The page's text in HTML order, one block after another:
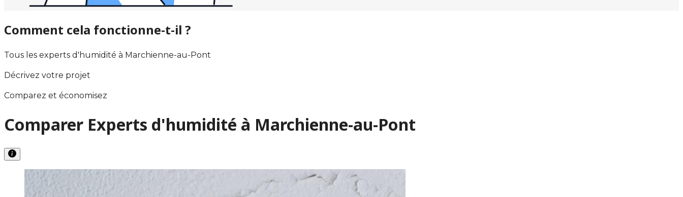
Comment cela fonctionne-t-il ?
Tous les experts d'humidité à Marchienne-au-Pont
Décrivez votre projet
Comparez et économisez
Comparer Experts d'humidité à Marchienne-au-Pont